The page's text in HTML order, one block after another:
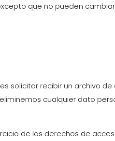
que no pueden
solicitar recibir un archivo
cualquier dato
de los derechos de